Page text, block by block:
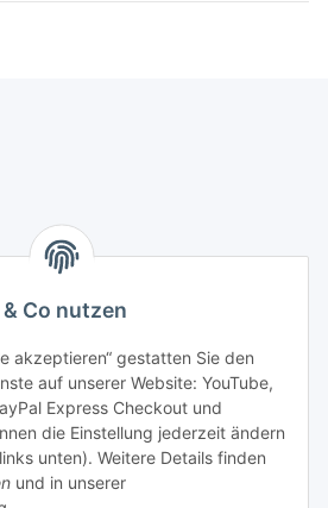
Co nutzen
akzeptieren“ gestatten Sie den
auf unserer Website: YouTube,
Express Checkout und
die Einstellung jederzeit ändern
unten). Weitere Details finden
und in unserer